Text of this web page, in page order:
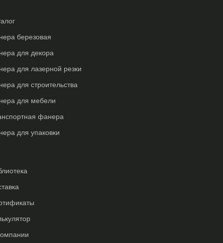
березовая
для декора
для лазерной резки
для строительства
для мебели
фанера
для упаковки